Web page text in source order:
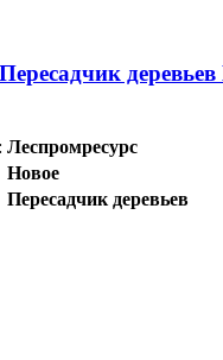
Пересадчик
Леспромресурс
Новое
Пересадчик деревьев